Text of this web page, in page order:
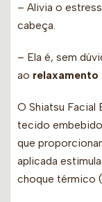
– Alivia o
cabeça.
– Ela é, sem
ao relaxamento
O Shiatsu Facial
tecido
que
aplicada
choque térmico